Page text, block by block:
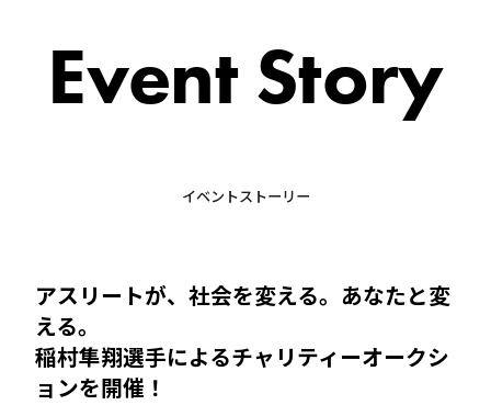
Event Story
イベントストーリー
アスリートが、社会を変える。あなたと変
える。
稲村隼翔選手によるチャリティーオークシ
ョンを開催！